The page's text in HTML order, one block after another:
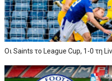
Oι Saints το League Cup, 1-0 τη